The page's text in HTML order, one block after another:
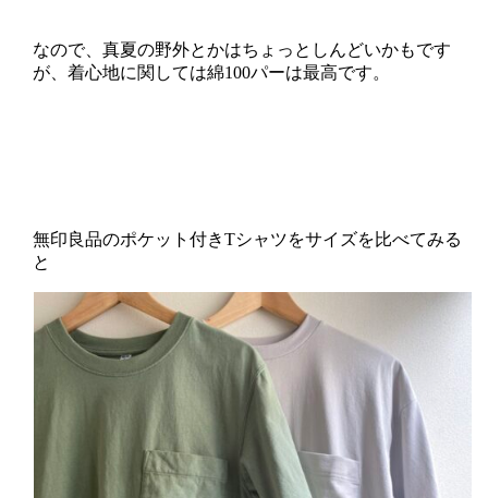
なので、真夏の野外とかはちょっとしんどいかもです
が、着心地に関しては綿100パーは最高です。
無印良品のポケット付きTシャツをサイズを比べてみる
と